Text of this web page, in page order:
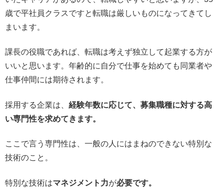
歳で平社員クラスですと転職は厳しいものになってきてし
まいます。
課長の役職であれば、転職は考えず独立して起業する方が
いいと思います。年齢的に自分で仕事を始めても同業者や
仕事仲間には期待されます。
採用する企業は、 経験年数に応じて、募集職種に対する高
い専門性を求めてきます。
ここで言う専門性は、一般の人にはまねのできない特別な
技術のこと。
特別な技術はマネジメント力が必要です。